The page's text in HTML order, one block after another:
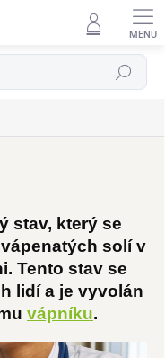
Hledat
stav, který se
solí v
Tento stav se
lidí a je vyvolán
vápníku.